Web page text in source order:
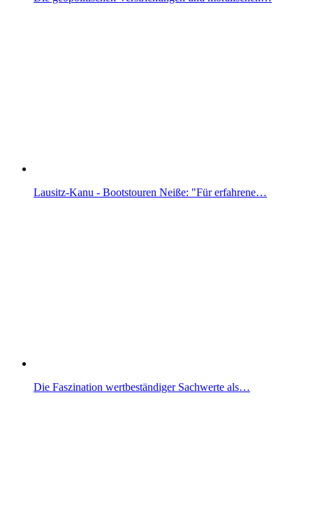
Lausitz-Kanu - Bootstouren Neiße: "Für erfahrene…
Die Faszination wertbeständiger Sachwerte als…